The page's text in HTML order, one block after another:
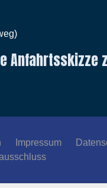
Anfahrtsskizze
Impressum